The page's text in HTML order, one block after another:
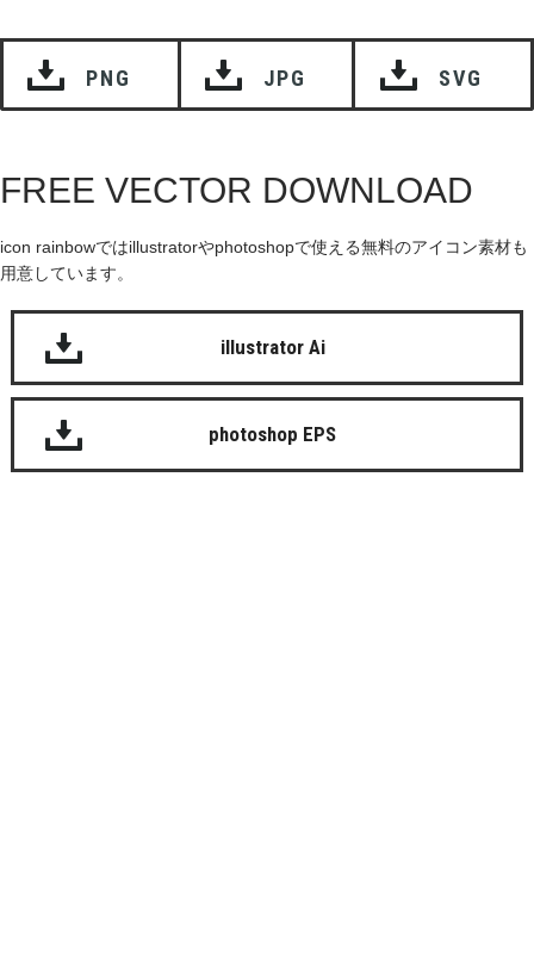
PNG JPG SVG
FREE VECTOR DOWNLOAD
icon rainbowではillustratorやphotoshopで使える無料のアイコン素材も
用意しています。
illustrator Ai
photoshop EPS